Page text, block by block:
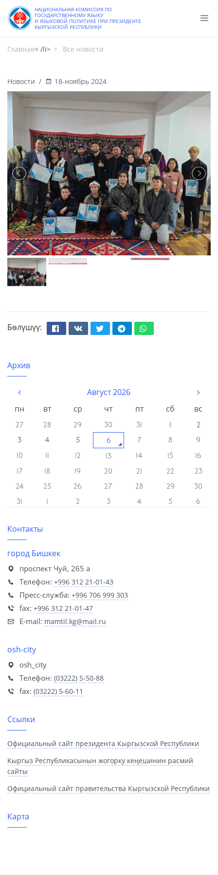
НАЦИОНАЛЬНАЯ КОМИССИЯ ПО
ГОСУДАРСТВЕННОМУ ЯЗЫКУ
И ЯЗЫКОВОЙ ПОЛИТИКЕ ПРИ ПРЕЗИДЕНТЕ
КЫРГЫЗСКОЙ РЕСПУБЛИКИ
Главная< /li> Все новости
Новости / 18-ноябрь 2024
Бөлүшүү:
FacebookВконтактеТвиттерТелеграмWhatsapp
Архив
Август 2026
пн
вт ср чт пт сб вс
27 28 29 30 31 1
2
3
4 5 6 7 8
9
10
11 12 13 14 15
16
17
18 19 20 21 22
23
24
25 26 27 28 29
30
31
1 2 3 4 5 6
Контакты
город Бишкек
проспект Чуй, 265 а
Телефон: +996 312 21-01-43
Пресс-служба: +996 706 999 303
fax: +996 312 21-01-47
E-mail: mamtil.kg@mail.ru
osh-city
osh_city
Телефон: (03222) 5-50-88
fax: (03222) 5-60-11
Ссылки
Официальный сайт президента Кыргызской Республики
Кыргыз Республикасынын жогорку кеңешинин расмий
сайты
Официальный сайт правительства Кыргызской Республики
Карта